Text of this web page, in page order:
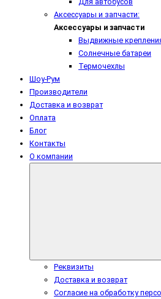
Аксессуары и запчасти:
Аксессуары и запчасти
Выдвижные
Солнечные батареи
Термочехлы
Шоу-Рум
Производители
Доставка и возврат
Оплата
Блог
Контакты
О компании
Реквизиты
Доставка и возврат
Согласие на обработку